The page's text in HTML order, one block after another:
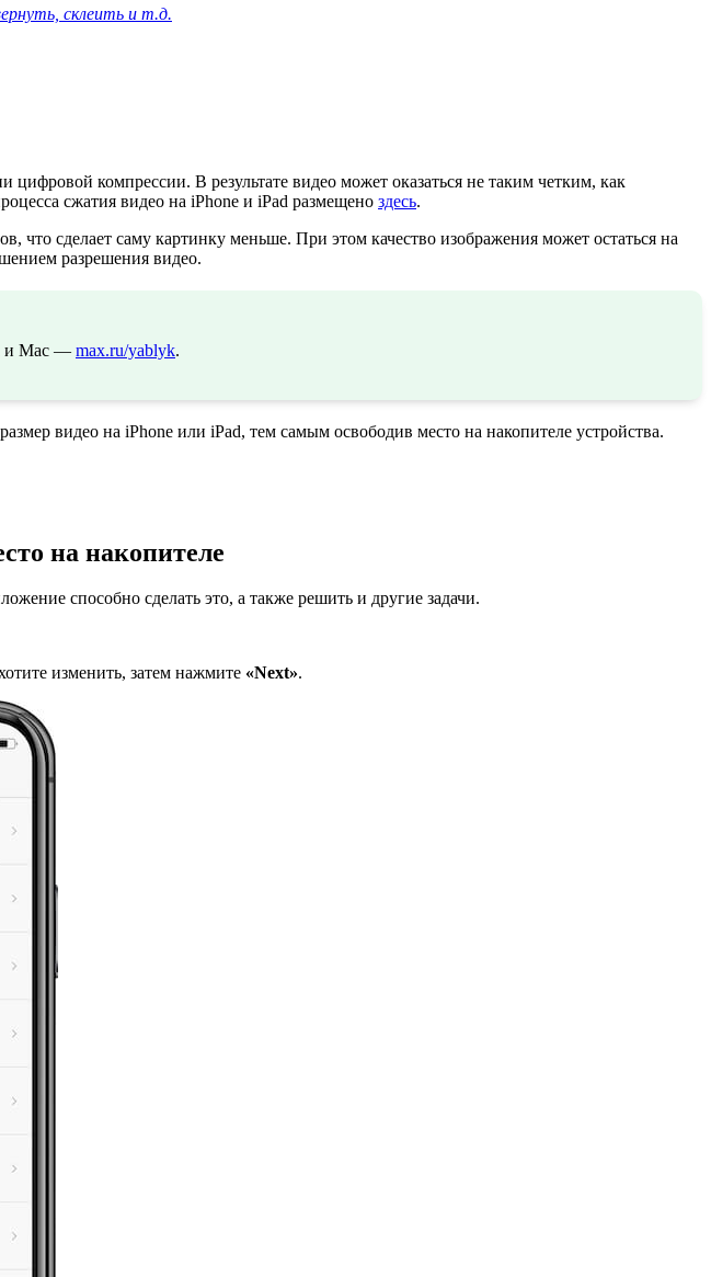
склеить и т.д.
компрессии. В результате видео может оказаться не таким четким, как
сжатия видео на iPhone и iPad размещено здесь.
что сделает саму картинку меньше. При этом качество изображения может остаться на
разрешения видео.
и Mac — max.ru/yablyk.
видео на iPhone или iPad, тем самым освободив место на накопителе устройства.
на накопителе
способно сделать это, а также решить и другие задачи.
изменить, затем нажмите «Next».